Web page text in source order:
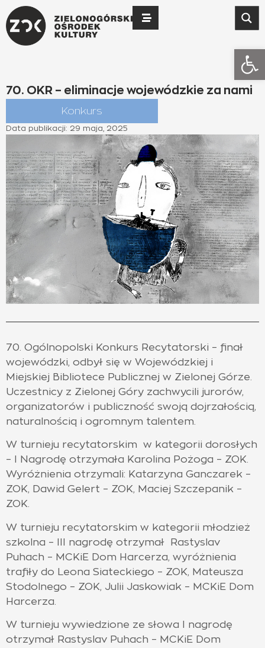
70. OKR – eliminacje wojewódzkie za nami
Konkurs
Data publikacji: 29 maja, 2025
70. Ogólnopolski Konkurs Recytatorski – finał
wojewódzki, odbył się w Wojewódzkiej i
Miejskiej Bibliotece Publicznej w Zielonej Górze.
Uczestnicy z Zielonej Góry zachwycili jurorów,
organizatorów i publiczność swoją dojrzałością,
naturalnością i ogromnym talentem.
W turnieju recytatorskim w kategorii dorosłych
– I Nagrodę otrzymała Karolina Pożoga – ZOK.
Wyróżnienia otrzymali: Katarzyna Ganczarek –
ZOK, Dawid Gelert – ZOK, Maciej Szczepanik –
ZOK.
W turnieju recytatorskim w kategorii młodzież
szkolna – III nagrodę otrzymał Rastyslav
Puhach – MCKiE Dom Harcerza, wyróżnienia
trafiły do Leona Siateckiego – ZOK, Mateusza
Stodolnego – ZOK, Julii Jaskowiak – MCKiE Dom
Harcerza.
W turnieju wywiedzione ze słowa I nagrodę
otrzymał Rastyslav Puhach – MCKiE Dom